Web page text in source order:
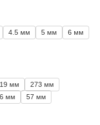
4.5 мм 5 мм
6 мм
мм
273 мм
мм
57 мм